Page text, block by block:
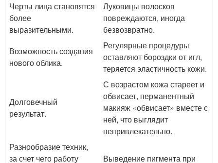
Черты лица становятся
более
выразительными.
Луковицы волосков
повреждаются, иногда
безвозвратно.
Возможность создания
нового облика.
Регулярные процедуры
оставляют бороздки от игл,
теряется эластичность кожи.
Долговечный
результат.
С возрастом кожа стареет и
обвисает, перманентный
макияж «обвисает» вместе с
ней, что выглядит
непривлекательно.
Разнообразие техник,
за счет чего работу
Выведение пигмента при